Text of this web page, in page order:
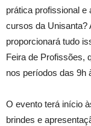
prática profissional e
cursos da Unisanta?
proporcionará tudo
Feira de Profissões,
nos períodos das 9h
O evento terá início
brindes e